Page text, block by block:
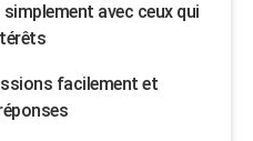
avec ceux qui
facilement et